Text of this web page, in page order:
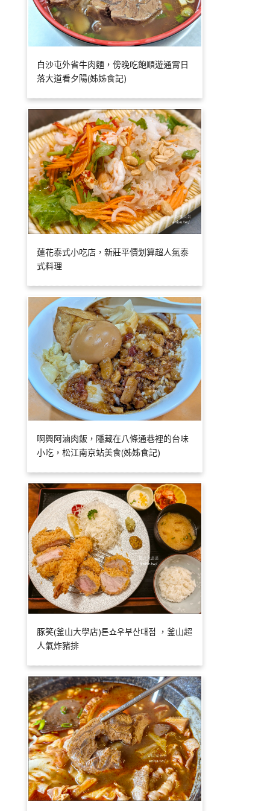
白沙屯外省牛肉麵，傍晚吃飽順遊通霄日
落大道看夕陽(姊姊食記)
蓮花泰式小吃店，新莊平價划算超人氣泰
式料理
啊興阿滷肉飯，隱藏在八條通巷裡的台味
小吃，松江南京站美食(姊姊食記)
豚笑(釜山大學店)톤쇼우부산대점 ，釜山超
人氣炸豬排